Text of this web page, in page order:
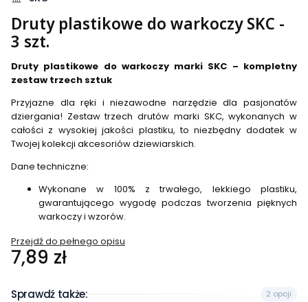
Druty plastikowe do warkoczy SKC -
3 szt.
Druty plastikowe do warkoczy marki SKC – kompletny
zestaw trzech sztuk
Przyjazne dla ręki i niezawodne narzędzie dla pasjonatów
dziergania! Zestaw trzech drutów marki SKC, wykonanych w
całości z wysokiej jakości plastiku, to niezbędny dodatek w
Twojej kolekcji akcesoriów dziewiarskich.
Dane techniczne:
Wykonane w 100% z trwałego, lekkiego plastiku,
gwarantującego wygodę podczas tworzenia pięknych
warkoczy i wzorów.
Przejdź do pełnego opisu
Cena
7,89 zł
Sprawdź także: 2 opcji